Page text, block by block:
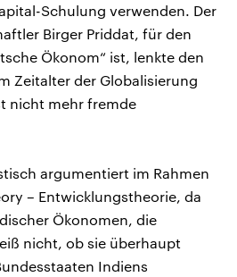
Schulung verwenden. Der
Birger Priddat, für den
Ökonom“ ist, lenkte den
Zeitalter der Globalisierung
nicht mehr fremde
argumentiert im Rahmen
– Entwicklungstheorie, da
Ökonomen, die
nicht, ob sie überhaupt
Indiens